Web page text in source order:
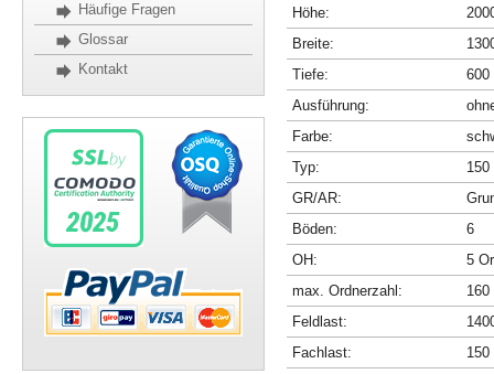
Häufige Fragen
Glossar
Kontakt
Höhe:
Breite:
Tiefe:
600
Ausführung:
Farbe:
Typ:
150
GR/AR:
Böden:
6
OH:
5
max. Ordnerzahl:
160
Feldlast:
Fachlast:
150